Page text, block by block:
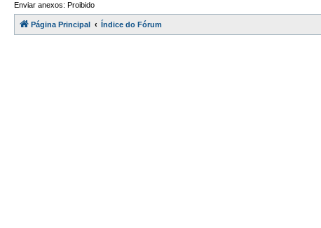
Enviar anexos: Proibido
Página Principal Índice do Fórum